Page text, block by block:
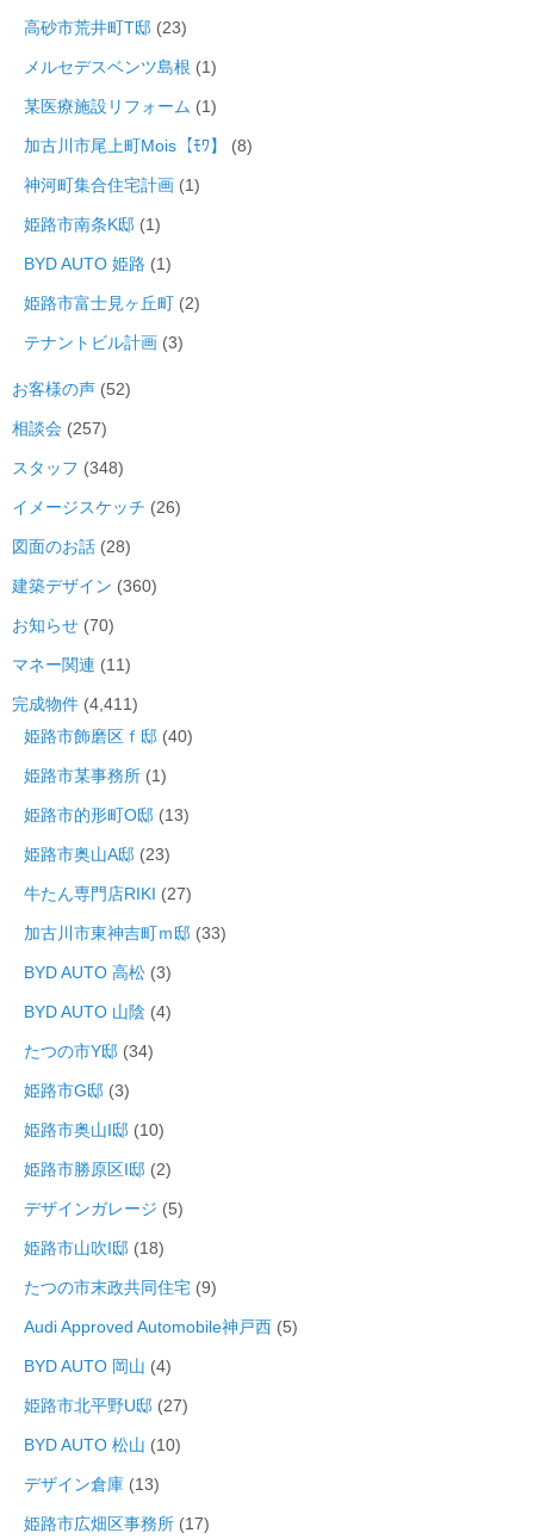
高砂市荒井町T邸 (23)
メルセデスベンツ島根 (1)
某医療施設リフォーム (1)
加古川市尾上町Mois【ﾓﾜ】 (8)
神河町集合住宅計画 (1)
姫路市南条K邸 (1)
BYD AUTO 姫路 (1)
姫路市富士見ヶ丘町 (2)
テナントビル計画 (3)
お客様の声 (52)
相談会 (257)
スタッフ (348)
イメージスケッチ (26)
図面のお話 (28)
建築デザイン (360)
お知らせ (70)
マネー関連 (11)
完成物件 (4,411)
姫路市飾磨区ｆ邸 (40)
姫路市某事務所 (1)
姫路市的形町O邸 (13)
姫路市奥山A邸 (23)
牛たん専門店RIKI (27)
加古川市東神吉町ｍ邸 (33)
BYD AUTO 高松 (3)
BYD AUTO 山陰 (4)
たつの市Y邸 (34)
姫路市G邸 (3)
姫路市奥山I邸 (10)
姫路市勝原区I邸 (2)
デザインガレージ (5)
姫路市山吹I邸 (18)
たつの市末政共同住宅 (9)
Audi Approved Automobile神戸西 (5)
BYD AUTO 岡山 (4)
姫路市北平野U邸 (27)
BYD AUTO 松山 (10)
デザイン倉庫 (13)
姫路市広畑区事務所 (17)